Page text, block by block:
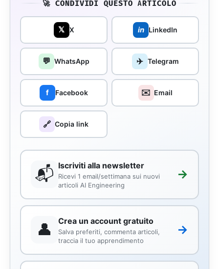
🚀 CONDIVIDI QUESTO ARTICOLO
𝕏 X in LinkedIn
💬 WhatsApp ✈️ Telegram
f Facebook ✉️ Email
🔗 Copia link
📬 Iscriviti alla newsletter
Ricevi 1 email/settimana sui nuovi
articoli AI Engineering
→
👤 Crea un account gratuito
Salva preferiti, commenta articoli,
traccia il tuo apprendimento
→